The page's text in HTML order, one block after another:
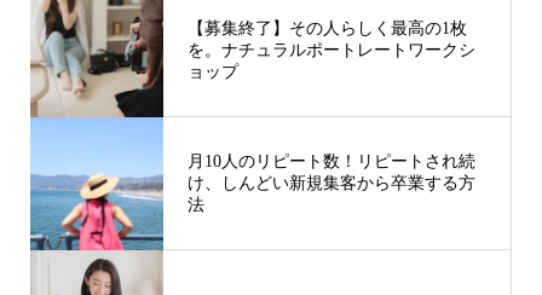
【募集終了】その人らしく最高の1枚
を。ナチュラルポートレートワークシ
ョップ
月10人のリピート数！リピートされ続
け、しんどい新規集客から卒業する方
法